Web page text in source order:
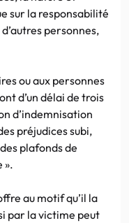
sur la responsabilité
personnes,
ou aux personnes
d’un délai de trois
d’indemnisation
préjudices subi,
plafonds de
».
au motif qu’il la
par la victime peut